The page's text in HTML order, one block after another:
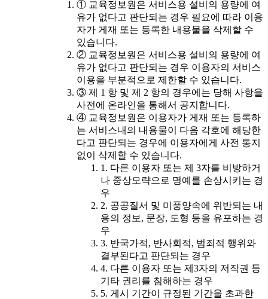
① 교육정보원은 서비스용 설비의 용량에 여
유가 없다고 판단되는 경우 필요에 따라 이용
자가 게재 또는 등록한 내용물을 삭제할 수
있습니다.
② 교육정보원은 서비스용 설비의 용량에 여
유가 없다고 판단되는 경우 이용자의 서비스
이용을 부분적으로 제한할 수 있습니다.
③ 제 1 항 및 제 2 항의 경우에는 당해 사항을
사전에 온라인을 통해서 공지합니다.
④ 교육정보원은 이용자가 게재 또는 등록하
는 서비스내의 내용물이 다음 각호에 해당한
다고 판단되는 경우에 이용자에게 사전 통지
없이 삭제할 수 있습니다.
1. 다른 이용자 또는 제 3자를 비방하거
나 중상모략으로 명예를 손상시키는 경
우
2. 공공질서 및 미풍양속에 위반되는 내
용의 정보, 문장, 도형 등을 유포하는 경
우
3. 반국가적, 반사회적, 범죄적 행위와
결부된다고 판단되는 경우
4. 다른 이용자 또는 제3자의 저작권 등
기타 권리를 침해하는 경우
5. 게시 기간이 규정된 기간을 초과한